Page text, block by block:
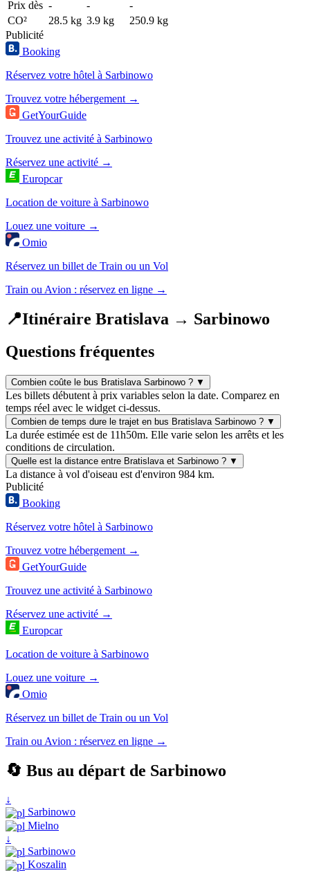
Prix dès - -
-
CO²
28.5 kg 3.9 kg
250.9 kg
Publicité
Booking
Réservez votre hôtel à Sarbinowo
Trouvez votre hébergement →
GetYourGuide
Trouvez une activité à Sarbinowo
Réservez une activité →
Europcar
Location de voiture à Sarbinowo
Louez une voiture →
Omio
Réservez un billet de Train ou un Vol
Train ou Avion : réservez en ligne →
📍Itinéraire Bratislava → Sarbinowo
Questions fréquentes
Combien coûte le bus Bratislava Sarbinowo ? ▼
Les billets débutent à prix variables selon la date. Comparez en
temps réel avec le widget ci-dessus.
Combien de temps dure le trajet en bus Bratislava Sarbinowo ? ▼
La durée estimée est de 11h50m. Elle varie selon les arrêts et les
conditions de circulation.
Quelle est la distance entre Bratislava et Sarbinowo ? ▼
La distance à vol d'oiseau est d'environ 984 km.
Publicité
Booking
Réservez votre hôtel à Sarbinowo
Trouvez votre hébergement →
GetYourGuide
Trouvez une activité à Sarbinowo
Réservez une activité →
Europcar
Location de voiture à Sarbinowo
Louez une voiture →
Omio
Réservez un billet de Train ou un Vol
Train ou Avion : réservez en ligne →
🔄 Bus au départ de Sarbinowo
↓
Sarbinowo
Mielno
↓
Sarbinowo
Koszalin